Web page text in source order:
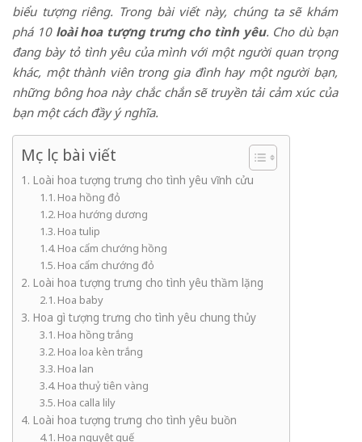
biểu tượng riêng. Trong bài viết này, chúng ta sẽ khám
phá 10 loài hoa tượng trưng cho tình yêu. Cho dù bạn
đang bày tỏ tình yêu của mình với một người quan trọng
khác, một thành viên trong gia đình hay một người bạn,
những bông hoa này chắc chắn sẽ truyền tải cảm xúc của
bạn một cách đầy ý nghĩa.
Mục lục bài viết
Loài hoa tượng trưng cho tình yêu vĩnh cửu
Hoa hồng đỏ
Hoa hướng dương
Hoa tulip
Hoa cẩm chướng hồng
Hoa cẩm chướng đỏ
Loài hoa tượng trưng cho tình yêu thầm lặng
Hoa baby
Hoa gì tượng trưng cho tình yêu chung thủy
Hoa hồng trắng
Hoa loa kèn trắng
Hoa lan
Hoa thuỷ tiên vàng
Hoa calla lily
Loài hoa tượng trưng cho tình yêu buồn
Hoa nguyệt quế